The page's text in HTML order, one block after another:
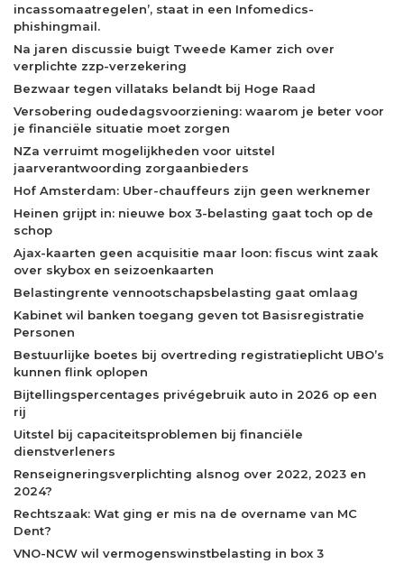
incassomaatregelen’, staat in een Infomedics-
phishingmail.
Na jaren discussie buigt Tweede Kamer zich over
verplichte zzp-verzekering
Bezwaar tegen villataks belandt bij Hoge Raad
Versobering oudedagsvoorziening: waarom je beter voor
je financiële situatie moet zorgen
NZa verruimt mogelijkheden voor uitstel
jaarverantwoording zorgaanbieders
Hof Amsterdam: Uber-chauffeurs zijn geen werknemer
Heinen grijpt in: nieuwe box 3-belasting gaat toch op de
schop
Ajax-kaarten geen acquisitie maar loon: fiscus wint zaak
over skybox en seizoenkaarten
Belastingrente vennootschapsbelasting gaat omlaag
Kabinet wil banken toegang geven tot Basisregistratie
Personen
Bestuurlijke boetes bij overtreding registratieplicht UBO’s
kunnen flink oplopen
Bijtellingspercentages privégebruik auto in 2026 op een
rij
Uitstel bij capaciteitsproblemen bij financiële
dienstverleners
Renseigneringsverplichting alsnog over 2022, 2023 en
2024?
Rechtszaak: Wat ging er mis na de overname van MC
Dent?
VNO-NCW wil vermogenswinstbelasting in box 3